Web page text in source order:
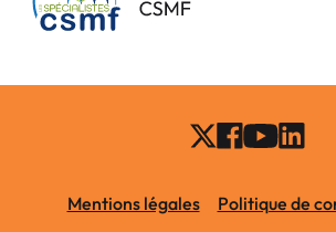
Mentions légales
Politique de